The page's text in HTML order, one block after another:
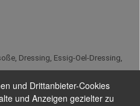
Dressing, Essig-Oel-Dressing,
und Drittanbieter-Cookies
und Anzeigen gezielter zu